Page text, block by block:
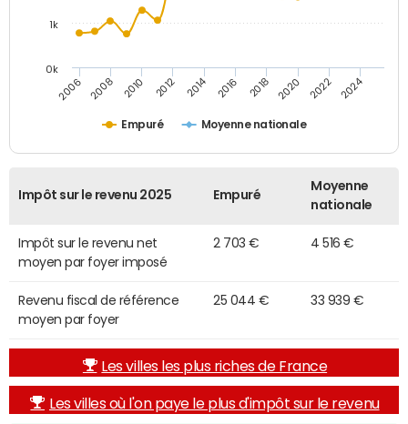
Empuré Moyenne nationale
2006 2008 2010 2012 2014 2016 2018 2020 2022 2024
0k
1k
Impôt sur le revenu 2025 Empuré
Moyenne
nationale
Impôt sur le revenu net
moyen par foyer imposé
2 703 € 4 516 €
Revenu fiscal de référence
moyen par foyer
25 044 € 33 939 €
Les villes les plus riches de France
Les villes où l'on paye le plus d'impôt sur le revenu